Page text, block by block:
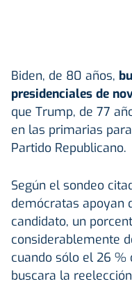
Biden, de 80 años,
presidenciales de
que Trump, de 77
en las primarias
Partido Republicano.
Según el sondeo
demócratas apoyan
candidato, un
considerablemente
cuando sólo el 26
buscara la